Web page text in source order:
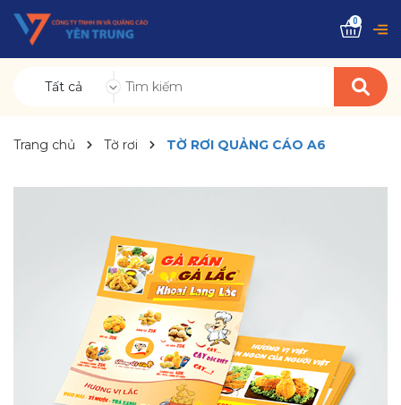
Tất cả
0
Trang chủ Tờ rơi TỜ RƠI QUẢNG CÁO A6